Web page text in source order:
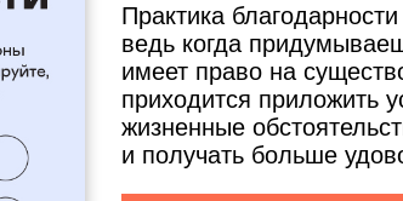
Практика
ведь когда
имеет право на
приходится приложить
жизненные
и получать больше